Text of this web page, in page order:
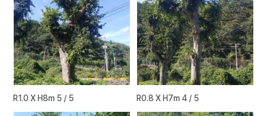
R1.0 X H8m 5 / 5 R0.8 X H7m 4 / 5